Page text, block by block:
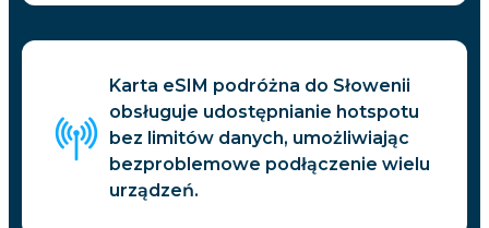
Karta eSIM podróżna do Słowenii
obsługuje udostępnianie hotspotu
bez limitów danych, umożliwiając
bezproblemowe podłączenie wielu
urządzeń.